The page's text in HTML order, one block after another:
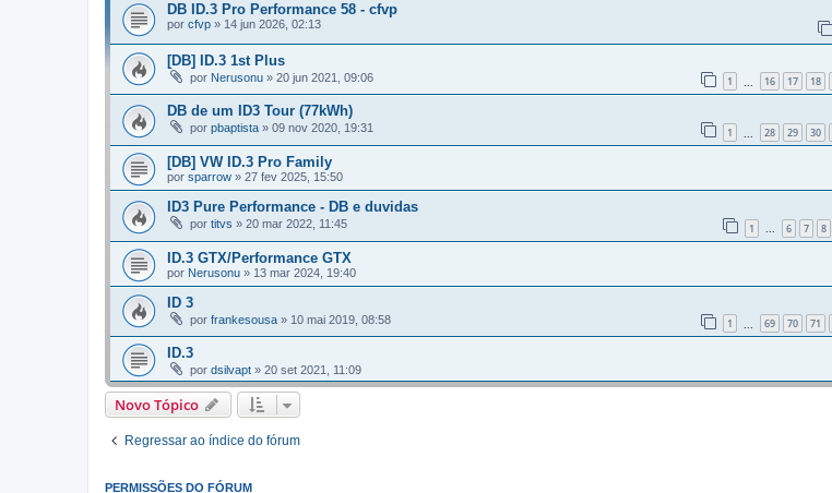
DB ID.3 Pro Performance 58 - cfvp
por cfvp » 14 jun 2026, 02:13
[DB] ID.3 1st Plus
por Nerusonu » 20 jun 2021, 09:06 1 16 17 18
DB de um ID3 Tour (77kWh)
por pbaptista » 09 nov 2020, 19:31 1 28 29 30
[DB] VW ID.3 Pro Family
por sparrow » 27 fev 2025, 15:50
ID3 Pure Performance - DB e duvidas
por titvs » 20 mar 2022, 11:45 1 ... 6 7 8
ID.3 GTX/Performance GTX
por Nerusonu » 13 mar 2024, 19:40
ID 3
por frankesousa » 10 mai 2019, 08:58 1 69 70 71
ID.3
por dsilvapt » 20 set 2021, 11:09
Novo Tópico
Regressar ao índice do fórum
PERMISSÕES DO FÓRUM